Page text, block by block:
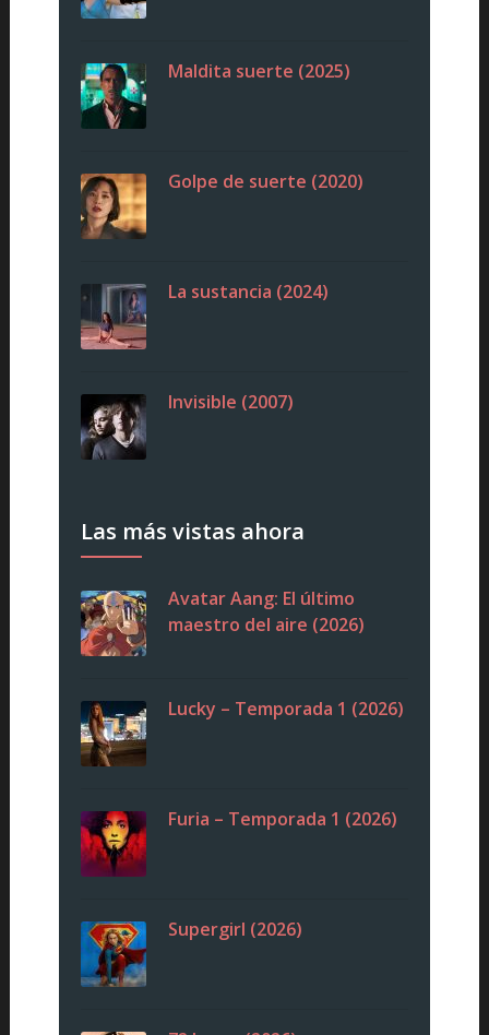
Maldita suerte (2025)
Golpe de suerte (2020)
La sustancia (2024)
Invisible (2007)
Las más vistas ahora
Avatar Aang: El último
maestro del aire (2026)
Lucky – Temporada 1 (2026)
Furia – Temporada 1 (2026)
Supergirl (2026)